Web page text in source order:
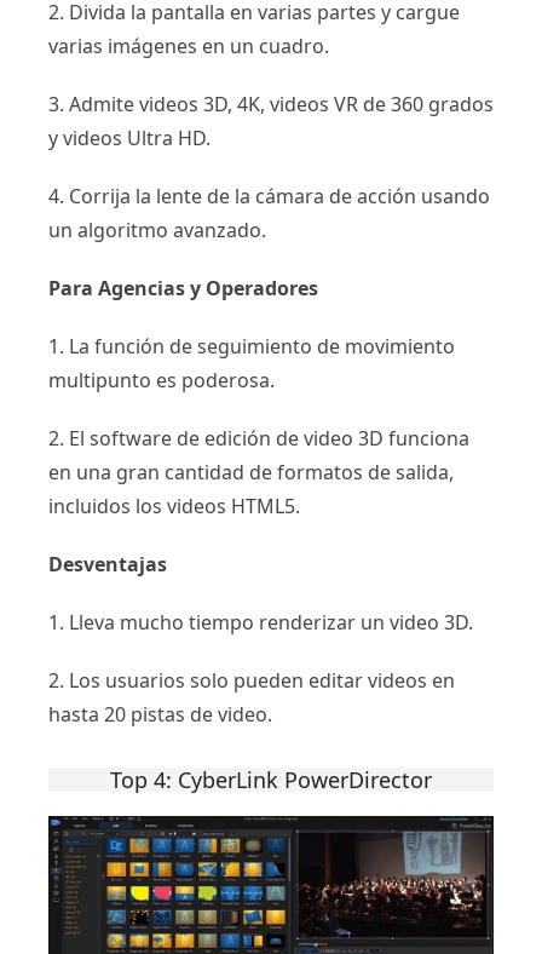
2. Divida la pantalla en varias partes y cargue
varias imágenes en un cuadro.
3. Admite videos 3D, 4K, videos VR de 360 ​​grados
y videos Ultra HD.
4. Corrija la lente de la cámara de acción usando
un algoritmo avanzado.
Para Agencias y Operadores
1. La función de seguimiento de movimiento
multipunto es poderosa.
2. El software de edición de video 3D funciona
en una gran cantidad de formatos de salida,
incluidos los videos HTML5.
Desventajas
1. Lleva mucho tiempo renderizar un video 3D.
2. Los usuarios solo pueden editar videos en
hasta 20 pistas de video.
Top 4: CyberLink PowerDirector